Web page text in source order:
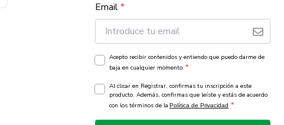
Email*
Acepto recibir contenidos y entiendo que puedo darme de
baja en cualquier momento. *
Al clicar en Registrar, confirmas tu inscripción a este
producto. Además, confirmas que leíste y estás de acuerdo
con los términos de la Política de Privacidad *